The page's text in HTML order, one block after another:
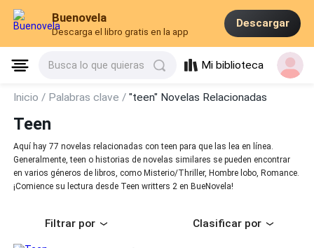
Buenovela
Descarga el libro gratis en la app
Descargar
Busca lo que quieras Mi biblioteca
Inicio / Palabras clave /"teen" Novelas Relacionadas
Teen
Aquí hay 77 novelas relacionadas con teen para que las lea en línea.
Generalmente, teen o historias de novelas similares se pueden encontrar
en varios géneros de libros, como Misterio/Thriller, Hombre lobo, Romance.
¡Comience su lectura desde Teen writters 2 en BueNovela!
Filtrar por Clasificar por